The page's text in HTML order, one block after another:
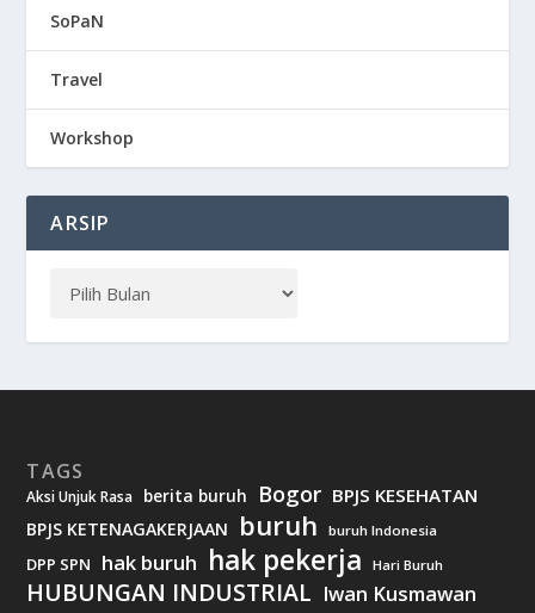
SoPaN
Travel
Workshop
ARSIP
TAGS
Aksi Unjuk Rasa berita buruh Bogor BPJS KESEHATAN
BPJS KETENAGAKERJAAN buruh buruh Indonesia
DPP SPN hak buruh hak pekerja Hari Buruh
HUBUNGAN INDUSTRIAL Iwan Kusmawan